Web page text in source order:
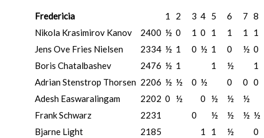
Fredericia 1 2 3 4 5 6 7 8
Nikola Krasimirov Kanov
2400 ½ 0 1 0 1 1 1
1
Jens Ove Fries Nielsen
2334 ½ 1 0 ½ 1 0 ½ 0
Boris Chatalbashev
2476 ½ 1 1 ½
1
Adrian Stenstrop Thorsen 2206 ½ ½ 0 ½ 0 0 0
Adesh Easwaralingam
2202 0 ½ 0 ½ ½
½
Frank Schwarz
2231 0 ½ ½ ½ ½
Bjarne Light
2185 1 1 ½
0